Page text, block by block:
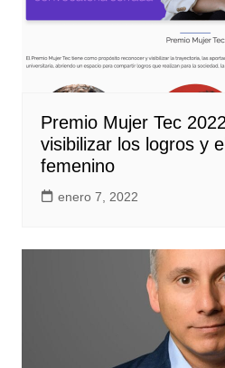
Premio Mujer Tec
visibilizar los logros y
femenino
enero 7, 2022